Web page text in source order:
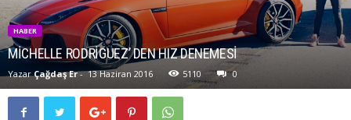
HABER
MICHELLE RODRIGUEZ’ DEN HIZ DENEMESI
Yazar Çağdaş Er- 13 Haziran 2016 5110 0